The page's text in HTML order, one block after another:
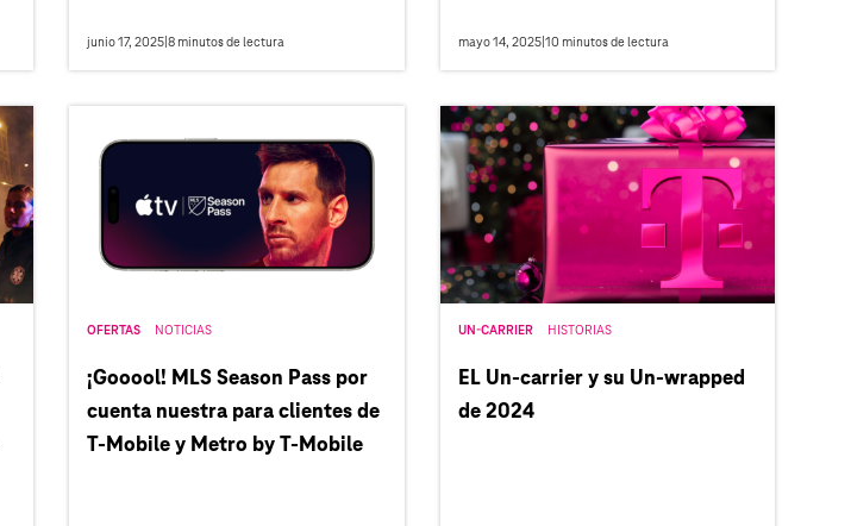
junio 17, 2025 8 minutos de lectura mayo 14, 2025| 10 minutos de lectura
OFERTAS NOTICIAS
¡Gooool! MLS Season Pass por
cuenta nuestra para clientes de
T‑Mobile y Metro by T‑Mobile
UN-CARRIER HISTORIAS
EL Un-carrier y su Un-wrapped
de 2024